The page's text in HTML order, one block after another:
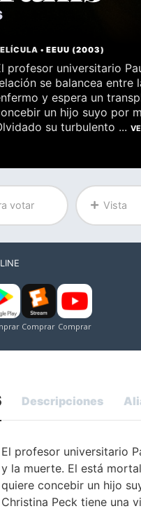
•EEUU (2003)
profesor universitario
se balancea entre
y espera un
un hijo suyo por
su turbulento ...
votar Vista
Descripciones
El profesor universitario
y la muerte. El está
quiere concebir un hijo
Christina Peck tiene una